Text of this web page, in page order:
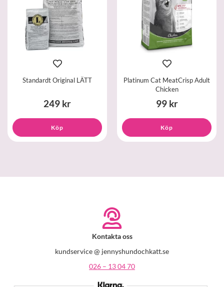
Standardt Original LÄTT
249 kr
Köp
Platinum Cat MeatCrisp Adult
Chicken
99 kr
Köp
Kontakta oss
kundservice @ jennyshundochkatt.se
026 – 13 04 70